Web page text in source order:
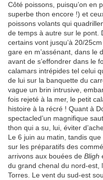
Côté poissons, puisqu’on en
superbe thon encore !) et
poissons volants qui
de temps à autre sur le pont.
certains vont jusqu’à 20/
gare en m’assénant, dans le
avant de s’effondrer dans le
calamars intrépides tel celui
de lui sur la banquette du
vague un brin intrusive,
fois rejeté à la mer, le petit
histoire à la récré ! Quant à
spectacled’un magnifique
thon qui a su, lui, éviter
Le 6 juin au matin, tandis
sur les préparatifs des
arrivons aux bouées de Bligh
du grand chenal du nord-est,
Torres. Le vent du sud-est